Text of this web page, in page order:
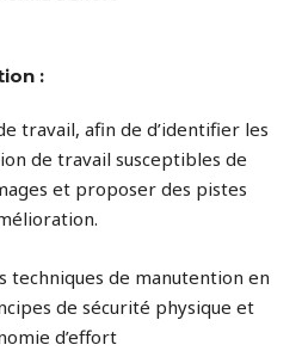
:
travail, afin de d’identifier les
de travail susceptibles de
et proposer des pistes
de manutention en
de sécurité physique et
d’effort